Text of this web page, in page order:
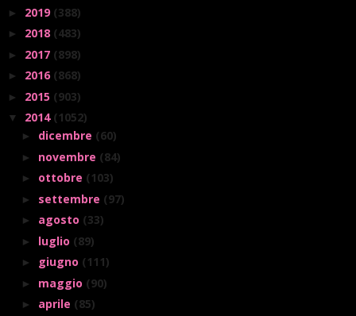
► 2019 (388)
► 2018 (483)
► 2017 (898)
► 2016 (868)
► 2015 (903)
▼ 2014 (1052)
► dicembre (60)
► novembre (84)
► ottobre (103)
► settembre (97)
► agosto (33)
► luglio (89)
► giugno (111)
► maggio (90)
► aprile (85)